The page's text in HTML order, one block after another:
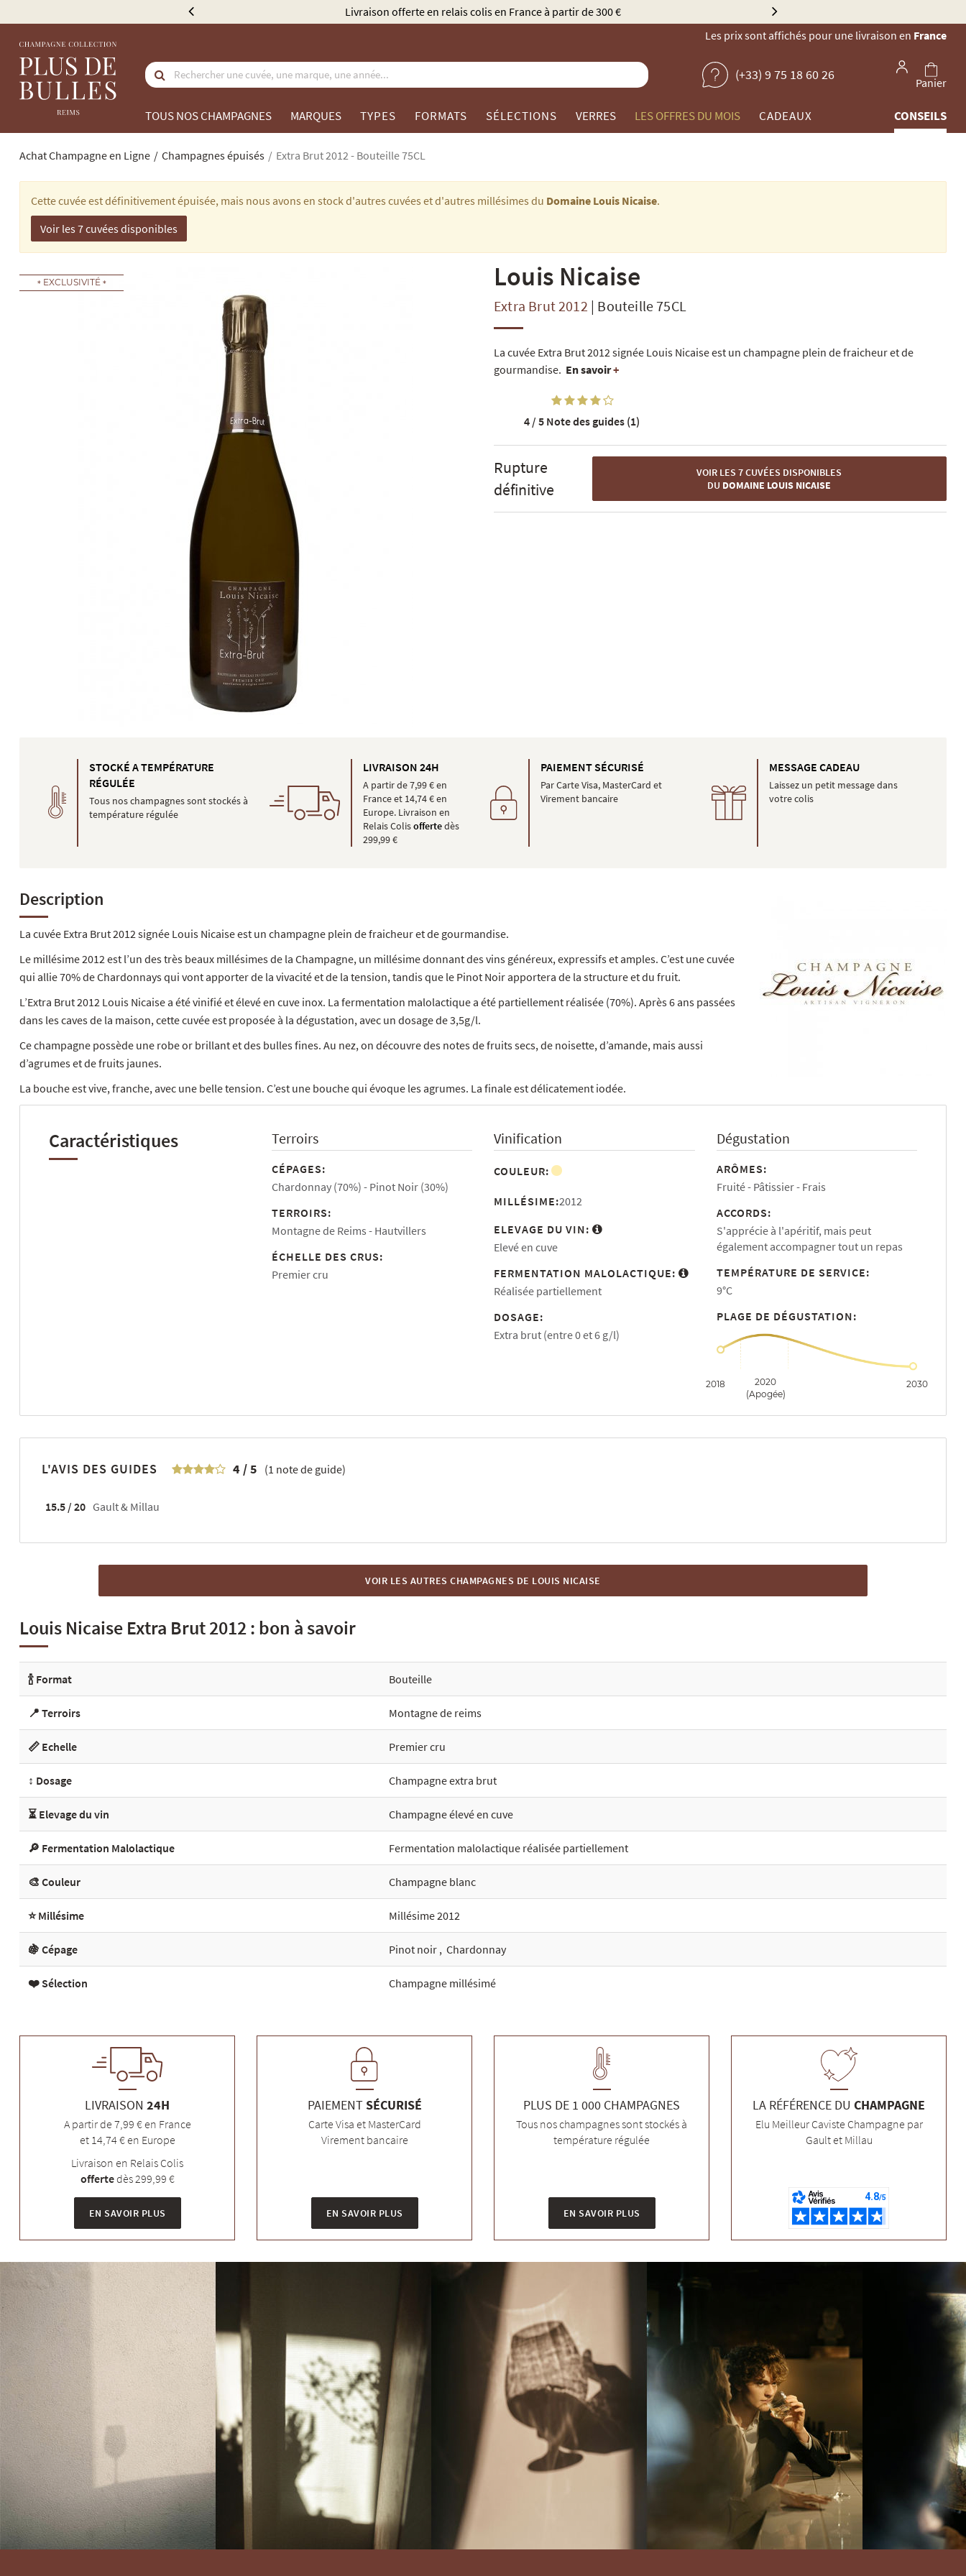
Élu Meilleur Caviste Champagne par Gault & Millau
Les prix sont affichés pour une livraison en France
(+33) 9 75 18 60 26
Panier
TOUS NOS CHAMPAGNES MARQUES TYPES FORMATS SÉLECTIONS VERRES LES OFFRES DU MOIS CADEAUX CONSEILS
Achat Champagne en Ligne Champagnes épuisés Extra Brut 2012 - Bouteille 75CL
Cette cuvée est définitivement épuisée, mais nous avons en stock d'autres cuvées et d'autres millésimes du Domaine Louis Nicaise.
Voir les 7 cuvées disponibles
EXCLUSIVITÉ Louis Nicaise
Extra Brut 2012 | Bouteille 75CL
La cuvée Extra Brut 2012 signée Louis Nicaise est un champagne plein de fraicheur et de
gourmandise. En savoir+
4 / 5 Note des guides (1)
Rupture
définitive
VOIR LES 7 CUVÉES DISPONIBLES
DU DOMAINE LOUIS NICAISE
STOCKÉ A TEMPÉRATURE
RÉGULÉE
Tous nos champagnes sont stockés à
température régulée
LIVRAISON 24H
A partir de 7,99 € en
France et 14,74 € en
Europe. Livraison en
Relais Colisoffertedès
299,99 €
PAIEMENT SÉCURISÉ
Par Carte Visa, MasterCard et
Virement bancaire
MESSAGE CADEAU
Laissez un petit message dans
votre colis
Description
La cuvée Extra Brut 2012 signée Louis Nicaise est un champagne plein de fraicheur et de gourmandise.
Le millésime 2012 est l’un des très beaux millésimes de la Champagne, un millésime donnant des vins généreux, expressifs et amples. C’est une cuvée
qui allie 70% de Chardonnays qui vont apporter de la vivacité et de la tension, tandis que le Pinot Noir apportera de la structure et du fruit.
L’Extra Brut 2012 Louis Nicaise a été vinifié et élevé en cuve inox. La fermentation malolactique a été partiellement réalisée (70%). Après 6 ans passées
dans les caves de la maison, cette cuvée est proposée à la dégustation, avec un dosage de 3,5g/l.
Ce champagne possède une robe or brillant et des bulles fines. Au nez, on découvre des notes de fruits secs, de noisette, d’amande, mais aussi
d’agrumes et de fruits jaunes.
La bouche est vive, franche, avec une belle tension. C’est une bouche qui évoque les agrumes. La finale est délicatement iodée.
Caractéristiques Terroirs
CÉPAGES:
Chardonnay (70%)
Pinot Noir (30%)
TERROIRS:
Montagne de Reims
Hautvillers
ÉCHELLE DES CRUS:
Premier cru
Vinification
COULEUR:
MILLÉSIME:2012
ELEVAGE DU VIN:
Elevé en cuve
FERMENTATION MALOLACTIQUE:
Réalisée partiellement
DOSAGE:
Extra brut (entre 0 et 6 g/l)
Dégustation
ARÔMES:
Fruité
Pâtissier
Frais
ACCORDS:
S'apprécie à l'apéritif, mais peut
également accompagner tout un repas
TEMPÉRATURE DE SERVICE:
9°C
PLAGE DE DÉGUSTATION:
2018
2020
(Apogée)
2030
L'AVIS DES GUIDES 4 /5 (1 note de guide)
15.5 / 20 Gault & Millau
VOIR LES AUTRES CHAMPAGNES DE LOUIS NICAISE
Louis Nicaise Extra Brut 2012 : bon à savoir
🍾 Format Bouteille
📍 Terroirs Montagne de reims
📏 Echelle Premier cru
↕️ Dosage Champagne extra brut
⏳ Elevage du vin Champagne élevé en cuve
🔎 Fermentation Malolactique Fermentation malolactique réalisée partiellement
🎨 Couleur Champagne blanc
⭐ Millésime Millésime 2012
🍇 Cépage Pinot noir , Chardonnay
❤️ Sélection Champagne millésimé
LIVRAISON 24H
A partir de 7,99 € en France
et 14,74 € en Europe
Livraison en Relais Colis
offertedès 299,99 €
EN SAVOIR PLUS
PAIEMENTSÉCURISÉ
Carte Visa et MasterCard
Virement bancaire
EN SAVOIR PLUS
PLUS DE 1 000 CHAMPAGNES
Tous nos champagnes sont stockés à
température régulée
EN SAVOIR PLUS
LA RÉFÉRENCE DU CHAMPAGNE
Elu Meilleur Caviste Champagne par
Gault et Millau